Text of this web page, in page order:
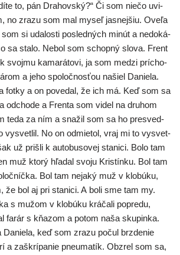
to, pán Drahovský?“ Či som nie­čo uvi­
no zra­zu som mal myseľ jas­nej­šiu. Oveľa
si uda­los­ti posled­ných minút a nedo­ká­
sa sta­lo. Nebol som schop­ný slo­va. Frent
svoj­mu kama­rá­to­vi, ja som medzi prí­cho­
a jeho spo­loč­nos­ťou našiel Daniela.
fot­ky a on pove­dal, že ich má. Keď som sa
odcho­de a Frenta som videl na dru­hom
teda za ním a sna­žil som sa ho pre­sved­
vysvet­lil. No on odmie­tol, vraj mi to vysvet­
už priš­li k auto­bu­so­vej sta­ni­ci. Bolo tam
muž kto­rý hľa­dal svo­ju Kristínku. Bol tam
Bol tam neja­ký muž v klo­bú­ku,
že bol aj pri sta­ni­ci. A boli sme tam my.
s mužom v klo­bú­ku krá­ča­li pop­re­du,
farár s kňa­zom a potom naša sku­pin­ka.
Daniela, keď som zra­zu počul brz­de­nie
a zaškrí­pa­nie pneuma­tík. Obzrel som sa,